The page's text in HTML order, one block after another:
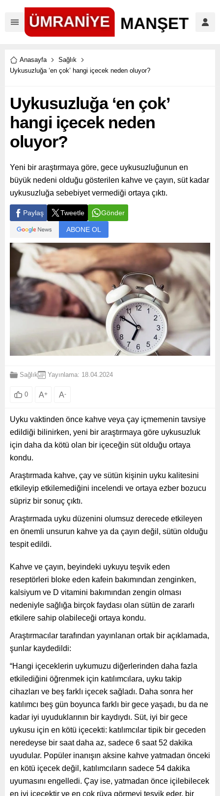
Anasayfa
Sağlık
Uykusuzluğa ‘en çok’ hangi içecek neden oluyor?
Uykusuzluğa ‘en çok’
hangi içecek neden
oluyor?
Yeni bir araştırmaya göre, gece uykusuzluğunun en
büyük nedeni olduğu gösterilen kahve ve çayın, süt kadar
uykusuzluğa sebebiyet vermediği ortaya çıktı.
Paylaş Tweetle Gönder
ABONE OL
Sağlık Yayınlama: 18.04.2024
0 A+ A-
Uyku vaktinden önce kahve veya çay içmemenin tavsiye
edildiği bilinirken, yeni bir araştırmaya göre uykusuzluk
için daha da kötü olan bir içeceğin süt olduğu ortaya
kondu.
Araştırmada kahve, çay ve sütün kişinin uyku kalitesini
etkileyip etkilemediğini incelendi ve ortaya ezber bozucu
süpriz bir sonuç çıktı.
Araştırmada uyku düzenini olumsuz derecede etkileyen
en önemli unsurun kahve ya da çayın değil, sütün olduğu
tespit edildi.
Kahve ve çayın, beyindeki uykuyu teşvik eden
reseptörleri bloke eden kafein bakımından zenginken,
kalsiyum ve D vitamini bakımından zengin olması
nedeniyle sağlığa birçok faydası olan sütün de zararlı
etkilere sahip olabileceği ortaya kondu.
Araştırmacılar tarafından yayınlanan ortak bir açıklamada,
şunlar kaydedildi:
“Hangi içeceklerin uykumuzu diğerlerinden daha fazla
etkilediğini öğrenmek için katılımcılara, uyku takip
cihazları ve beş farklı içecek sağladı. Daha sonra her
katılımcı beş gün boyunca farklı bir gece yaşadı, bu da ne
kadar iyi uyuduklarının bir kaydıydı. Süt, iyi bir gece
uykusu için en kötü içecekti: katılımcılar tipik bir geceden
neredeyse bir saat daha az, sadece 6 saat 52 dakika
uyudular. Popüler inanışın aksine kahve yatmadan önceki
en kötü içecek değil, katılımcıların sadece 54 dakika
uyumasını engelledi. Çay ise, yatmadan önce içilebilecek
en iyi içecektir ve en çok rüya görmeyi teşvik eder, bir